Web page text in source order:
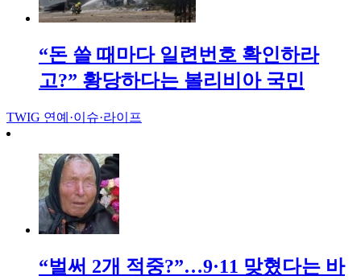
“돈 쓸 때마다 일련번호 확인하라
고?” 황당하다는 볼리비아 국민
TWIG 연예·이슈·라이프
“벌써 2개 적중?”…9·11 맞혔다는 바